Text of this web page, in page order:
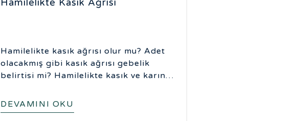
Hamilelikte Kasık Ağrısı
Hamilelikte kasık ağrısı olur mu? Adet
olacakmış gibi kasık ağrısı gebelik
belirtisi mi? Hamilelikte kasık ve karın
DEVAMINI OKU